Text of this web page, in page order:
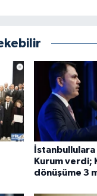
İstanbullulara
Kurum verdi;
dönüşüme 3